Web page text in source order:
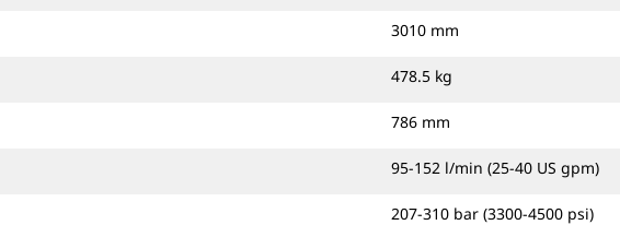
3010 mm
478.5 kg
786 mm
95-152 l/min (25-40 US gpm)
207-310 bar (3300-4500 psi)